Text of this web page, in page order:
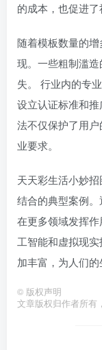
的成本，也促进了
随着模板数量的
现。一些粗制滥
失。 行业内的专
设立认证标准和
法不仅保护了用
业要求。
天天彩生活小妙
结合的典型案例
在更多领域发挥
工智能和虚拟现
加丰富，为人们的
© 版权声明
文章版权归作者所有